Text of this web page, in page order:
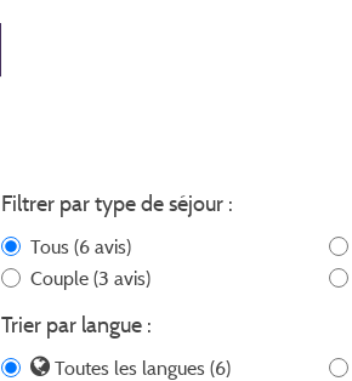
Filtrer par type de séjour :
Tous (6 avis)
Couple (3 avis)
Trier par langue :
Toutes les langues (6)